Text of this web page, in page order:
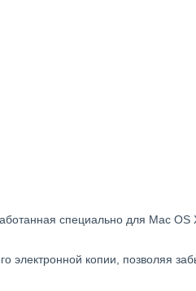
специально для Mac
электронной копии, позволяя